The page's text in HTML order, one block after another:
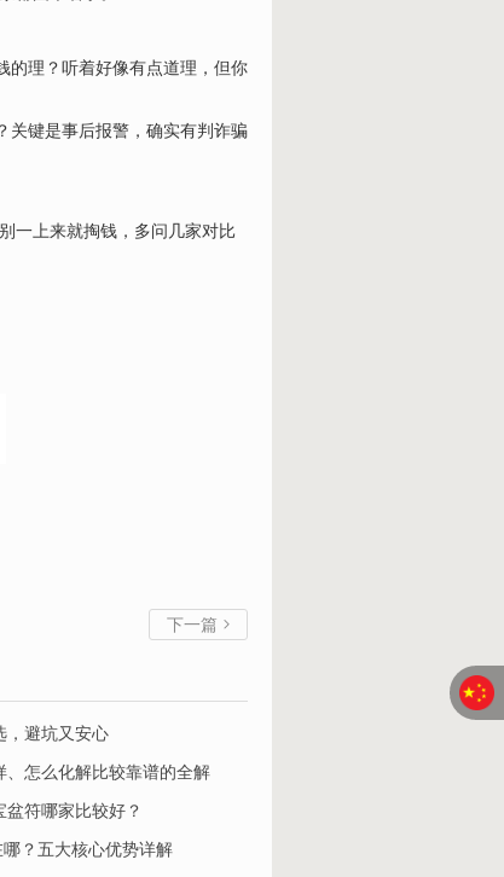
的理？听着好像有点道理，但你
关键是事后报警，确实有判诈骗
一上来就掏钱，多问几家对比
下一篇 
，避坑又安心
怎么化解比较靠谱的全解
符哪家比较好？
？五大核心优势详解